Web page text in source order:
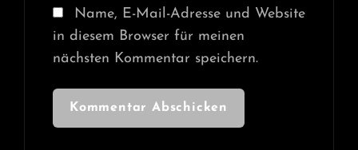
Name, E-Mail-Adresse und Website
in diesem Browser für meinen
nächsten Kommentar speichern.